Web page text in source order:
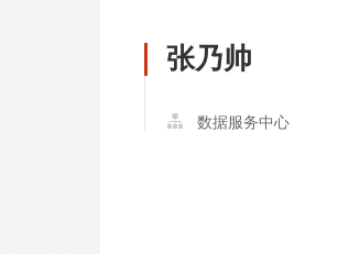
张乃帅
数据服务中心